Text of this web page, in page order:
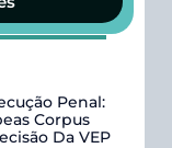
Penal:
Corpus
Da VEP